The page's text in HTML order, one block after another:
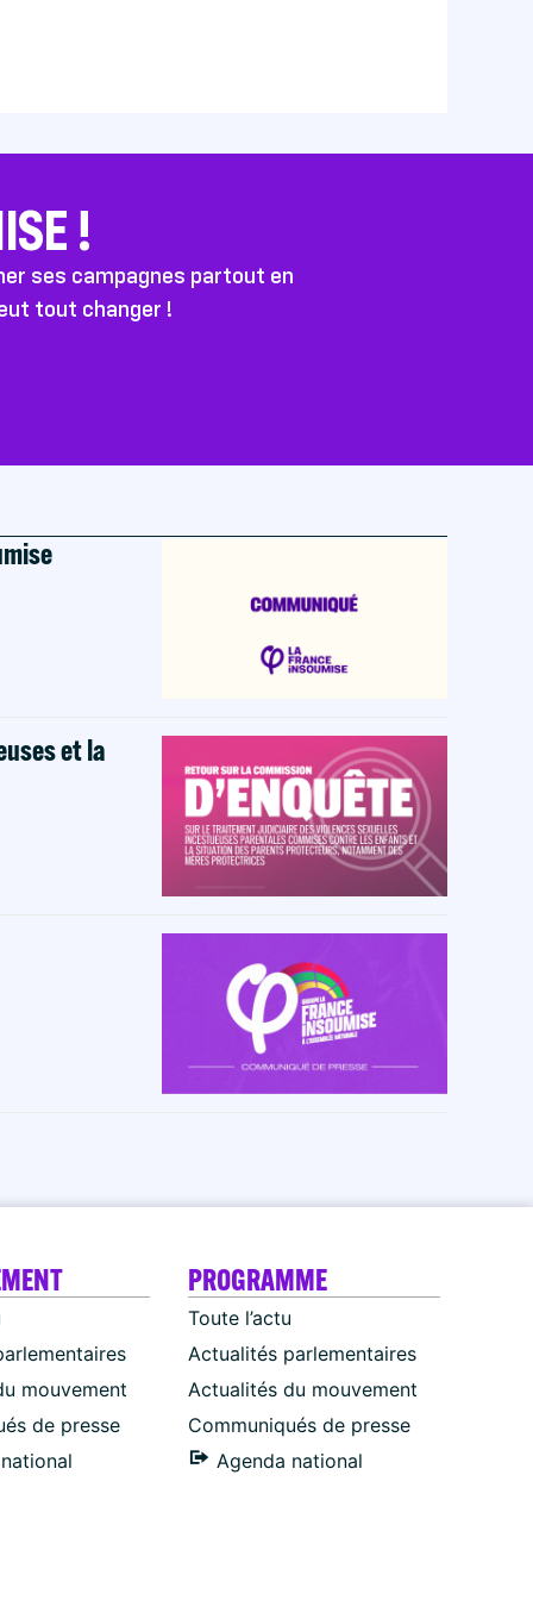
!
ses campagnes partout en
tout changer !
et la
mouvement
de presse
PROGRAMME
Toute l’actu
Actualités parlementaires
Actualités du mouvement
Communiqués de presse
Agenda national